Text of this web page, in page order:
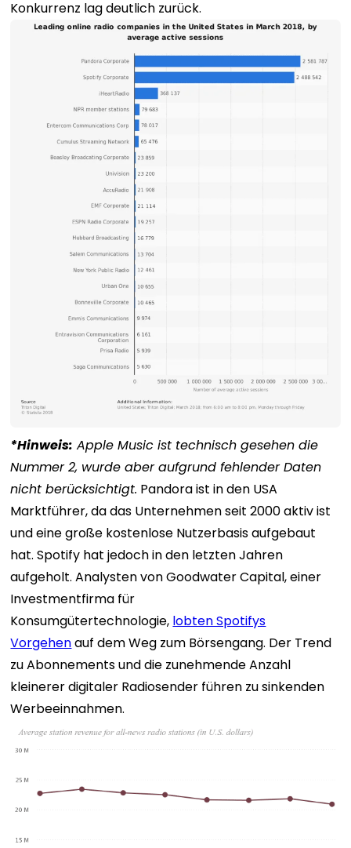
Konkurrenz lag deutlich zurück.
*Hinweis: Apple Music ist technisch gesehen die
Nummer 2, wurde aber aufgrund fehlender Daten
nicht berücksichtigt. Pandora ist in den USA
Marktführer, da das Unternehmen seit 2000 aktiv ist
und eine große kostenlose Nutzerbasis aufgebaut
hat. Spotify hat jedoch in den letzten Jahren
aufgeholt. Analysten von Goodwater Capital, einer
Investmentfirma für
Konsumgütertechnologie, lobten Spotifys
Vorgehenauf dem Weg zum Börsengang. Der Trend
zu Abonnements und die zunehmende Anzahl
kleinerer digitaler Radiosender führen zu sinkenden
Werbeeinnahmen.